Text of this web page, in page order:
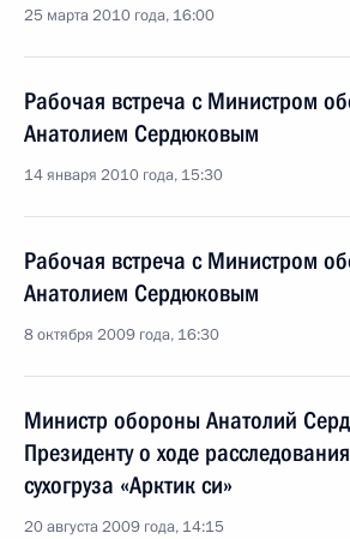
25 марта 2010 года, 16:00
Рабочая встреча с Министром
Анатолием Сердюковым
14 января 2010 года, 15:30
Рабочая встреча с Министром
Анатолием Сердюковым
8 октября 2009 года, 16:30
Министр обороны Анатолий
Президенту о ходе
сухогруза «Арктик си»
20 августа 2009 года, 14:15